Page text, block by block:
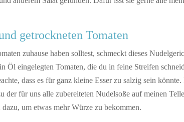
getrockneten Tomaten
zuhause haben solltest, schmeckt dieses
Öl eingelegten Tomaten, die du in feine Streifen
dass es für ganz kleine Esser zu salzig sein könnte.
der für uns alle zubereiteten Nudelsoße auf meinen
um etwas mehr Würze zu bekommen.